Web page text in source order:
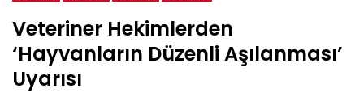
Veteriner Hekimlerden
‘hayvanların Düzenli Aşılanması’
Uyarısı